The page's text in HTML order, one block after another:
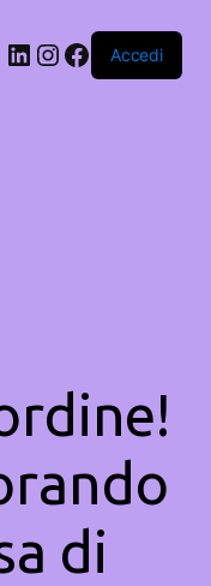
LinkedIn
Instagram
Facebook
Accedi
di